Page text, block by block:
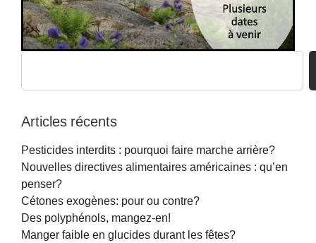
Articles récents
Pesticides interdits : pourquoi faire marche arrière?
Nouvelles directives alimentaires américaines : qu’en
penser?
Cétones exogènes: pour ou contre?
Des polyphénols, mangez-en!
Manger faible en glucides durant les fêtes?